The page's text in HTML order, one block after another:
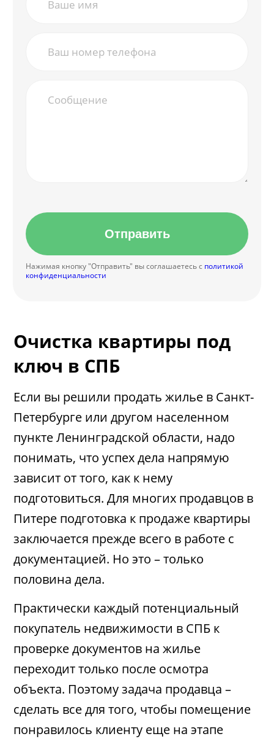
Отправить
Нажимая кнопку "Отправить" вы соглашаетесь с политикой
конфиденциальности
Очистка квартиры под
ключ в СПБ
Если вы решили продать жилье в Санкт-
Петербурге или другом населенном
пункте Ленинградской области, надо
понимать, что успех дела напрямую
зависит от того, как к нему
подготовиться. Для многих продавцов в
Питере подготовка к продаже квартиры
заключается прежде всего в работе с
документацией. Но это – только
половина дела.
Практически каждый потенциальный
покупатель недвижимости в СПБ к
проверке документов на жилье
переходит только после осмотра
объекта. Поэтому задача продавца –
сделать все для того, чтобы помещение
понравилось клиенту еще на этапе